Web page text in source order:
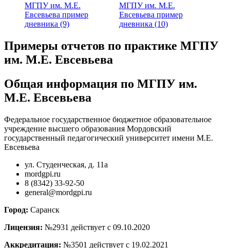
МГПУ им. М.Е.
Евсевьева пример
дневника (9)
МГПУ им. М.Е.
Евсевьева пример
дневника (10)
Примеры отчетов по практике МГПУ
им. М.Е. Евсевьева
Общая информация по МГПУ им.
М.Е. Евсевьева
Федеральное государственное бюджетное образовательное
учреждение высшего образования Мордовский
государственный педагогический университет имени М.Е.
Евсевьева
ул. Студенческая, д. 11а
mordgpi.ru
8 (8342) 33-92-50
general@mordgpi.ru
Город: Саранск
Лицензия: №2931 действует с 09.10.2020
Аккредитация: №3501 действует с 19.02.2021